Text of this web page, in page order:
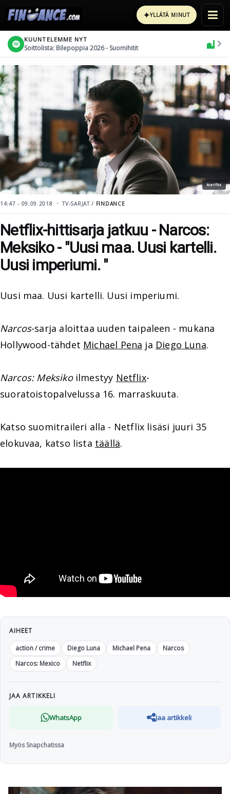
✦YLLÄTÄ MINUT
KUUNTELEMME NYT
Soittolista: Bilepoppia 2026 - Suomihitit
Netflix
14:47 - 09.09.2018 TV-SARJAT / FINDANCE
Netflix-hittisarja jatkuu - Narcos:
Meksiko - "Uusi maa. Uusi kartelli.
Uusi imperiumi. "
Uusi maa. Uusi kartelli. Uusi imperiumi.
Narcos-sarja aloittaa uuden taipaleen - mukana
Hollywood-tähdet Michael Pena ja Diego Luna.
Narcos: Meksikoilmestyy Netflix-
suoratoistopalvelussa 16. marraskuuta.
Katso suomitraileri alla - Netflix lisäsi juuri 35
elokuvaa, katso lista täällä.
AIHEET
action / crime
Diego Luna Michael Pena
Narcos
Narcos: Mexico
Netflix
JAA ARTIKKELI
WhatsApp Jaa artikkeli
Myös Snapchatissa